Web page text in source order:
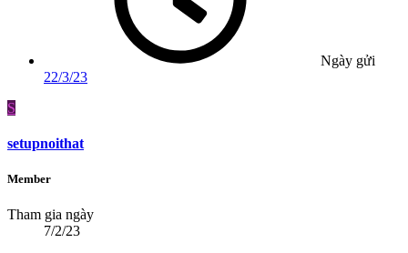
Ngày gửi
22/3/23
S
setupnoithat
Member
Tham gia ngày
7/2/23